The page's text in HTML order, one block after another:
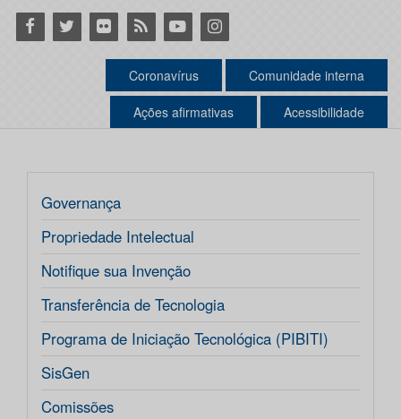
Facebook
Twitter Flickr RSS YoutubeInstagram
Coronavírus Comunidade interna
Ações afirmativas Acessibilidade
Governança
Propriedade Intelectual
Notifique sua Invenção
Transferência de Tecnologia
Programa de Iniciação Tecnológica (PIBITI)
SisGen
Comissões